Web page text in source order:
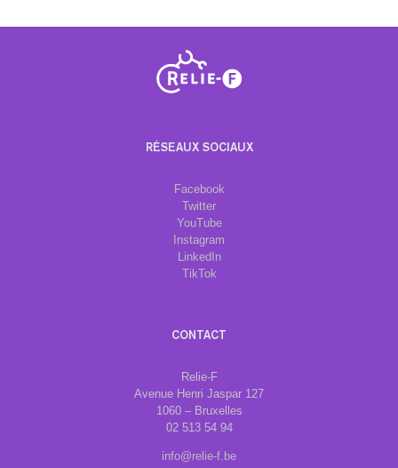
RÉSEAUX SOCIAUX
Facebook
Twitter
YouTube
Instagram
LinkedIn
TikTok
CONTACT
Relie-F
Avenue Henri Jaspar 127
1060 – Bruxelles
02 513 54 94
info@relie-f.be